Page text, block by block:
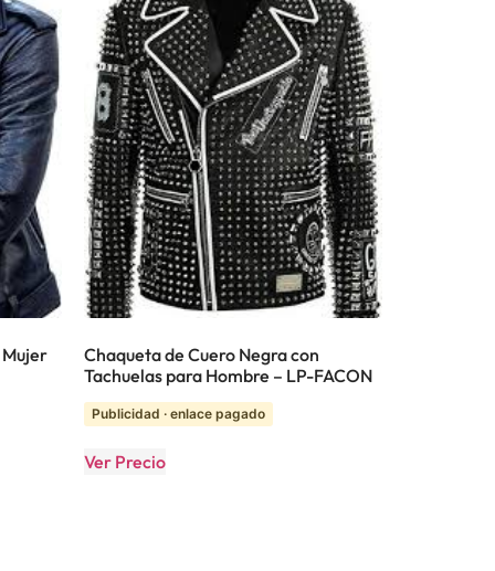
Mujer
Chaqueta de Cuero Negra con
Tachuelas para Hombre – LP-FACON
Publicidad · enlace pagado
Ver Precio